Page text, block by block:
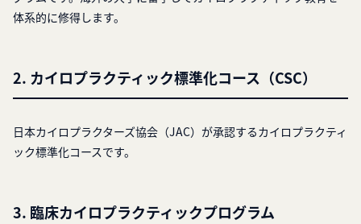
体系的に修得します。
2. カイロプラクティック標準化コース（CSC）
日本カイロプラクターズ協会（JAC）が承認するカイロプラクティ
ック標準化コースです。
3. 臨床カイロプラクティックプログラム